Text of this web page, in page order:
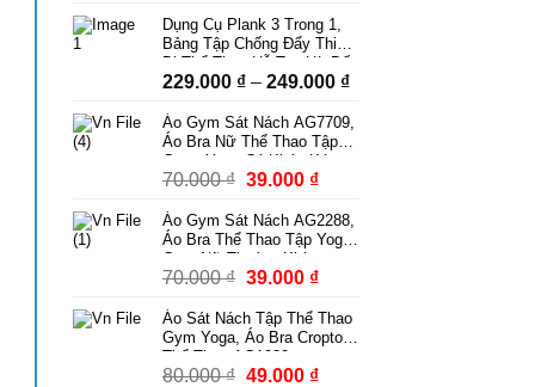
là:
89.000 ₫.
tại
là:
69.000 ₫.
Dụng Cụ Plank 3 Trong 1,
Bảng Tập Chống Đẩy Thiết
Bị Thể Thao Hỗ Trợ Hít Đất
Squat Tập Bụng Có Dây
229.000 ₫ – 249.000 ₫Khoảng
từ
Áo Gym Sát Nách AG7709,
Áo Bra Nữ Thể Thao Tập
Gym, Yoga Có Khóa Kéo
Kèm Mút Ngực Thời Trang
70.000₫ Giá
là:
70.000 ₫.
39.000 ₫Giá
tại
là:
39.000 ₫.
Áo Gym Sát Nách AG2288,
Áo Bra Thể Thao Tập Yoga
Gym Nữ Thoáng Khí
70.000₫ Giá
là:
70.000 ₫.
39.000 ₫Giá
tại
là:
39.000 ₫.
Áo Sát Nách Tập Thể Thao
Gym Yoga, Áo Bra Croptop
Thể Thao AG1932
80.000₫ Giá
49.000 ₫Giá